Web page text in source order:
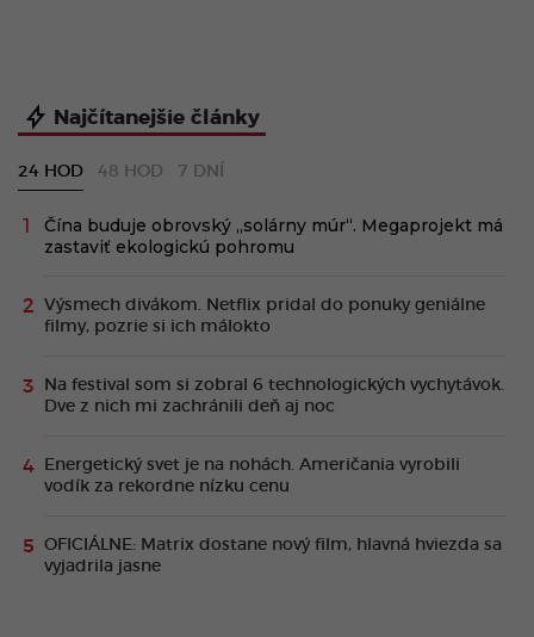
Najčítanejšie články
24 HOD 48 HOD 7 DNÍ
Čína buduje obrovský „solárny múr“. Megaprojekt má
zastaviť ekologickú pohromu
Výsmech divákom. Netflix pridal do ponuky geniálne
filmy, pozrie si ich málokto
Na festival som si zobral 6 technologických vychytávok.
Dve z nich mi zachránili deň aj noc
Energetický svet je na nohách. Američania vyrobili
vodík za rekordne nízku cenu
OFICIÁLNE: Matrix dostane nový film, hlavná hviezda sa
vyjadrila jasne